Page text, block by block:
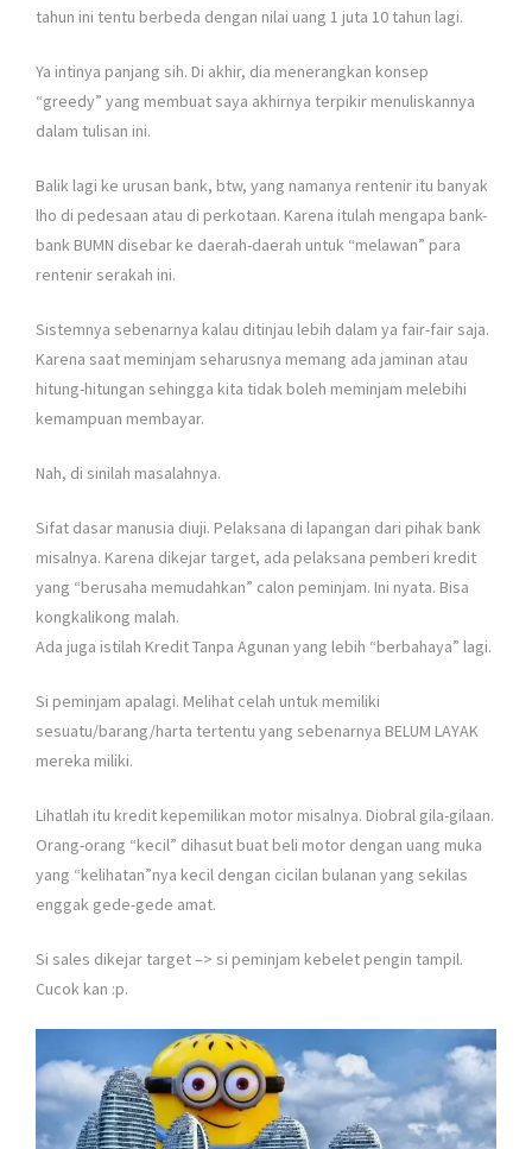
tahun ini tentu berbeda dengan nilai uang 1 juta 10 tahun lagi.
Ya intinya panjang sih. Di akhir, dia menerangkan konsep
“greedy” yang membuat saya akhirnya terpikir menuliskannya
dalam tulisan ini.
Balik lagi ke urusan bank, btw, yang namanya rentenir itu banyak
lho di pedesaan atau di perkotaan. Karena itulah mengapa bank-
bank BUMN disebar ke daerah-daerah untuk “melawan” para
rentenir serakah ini.
Sistemnya sebenarnya kalau ditinjau lebih dalam ya fair-fair saja.
Karena saat meminjam seharusnya memang ada jaminan atau
hitung-hitungan sehingga kita tidak boleh meminjam melebihi
kemampuan membayar.
Nah, di sinilah masalahnya.
Sifat dasar manusia diuji. Pelaksana di lapangan dari pihak bank
misalnya. Karena dikejar target, ada pelaksana pemberi kredit
yang “berusaha memudahkan” calon peminjam. Ini nyata. Bisa
kongkalikong malah.
Ada juga istilah Kredit Tanpa Agunan yang lebih “berbahaya” lagi.
Si peminjam apalagi. Melihat celah untuk memiliki
sesuatu/barang/harta tertentu yang sebenarnya BELUM LAYAK
mereka miliki.
Lihatlah itu kredit kepemilikan motor misalnya. Diobral gila-gilaan.
Orang-orang “kecil” dihasut buat beli motor dengan uang muka
yang “kelihatan”nya kecil dengan cicilan bulanan yang sekilas
enggak gede-gede amat.
Si sales dikejar target –> si peminjam kebelet pengin tampil.
Cucok kan :p.